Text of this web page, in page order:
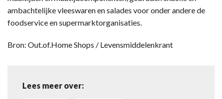
ambachtelijke vleeswaren en salades voor onder andere de
foodservice en supermarktorganisaties.
Bron: Out.of.Home Shops / Levensmiddelenkrant
Lees meer over: